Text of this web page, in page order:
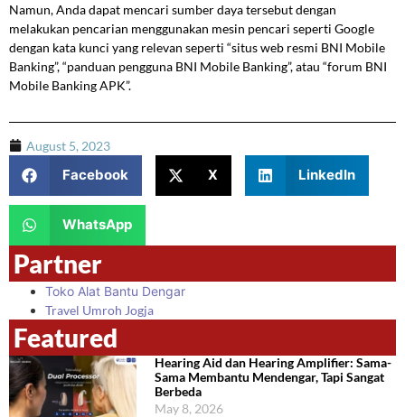
Namun, Anda dapat mencari sumber daya tersebut dengan
melakukan pencarian menggunakan mesin pencari seperti Google
dengan kata kunci yang relevan seperti “situs web resmi BNI Mobile
Banking”, “panduan pengguna BNI Mobile Banking”, atau “forum BNI
Mobile Banking APK”.
August 5, 2023
Facebook X LinkedIn
WhatsApp
Partner
Toko Alat Bantu Dengar
Travel Umroh Jogja
Featured
Hearing Aid dan Hearing Amplifier: Sama-
Sama Membantu Mendengar, Tapi Sangat
Berbeda
May 8, 2026